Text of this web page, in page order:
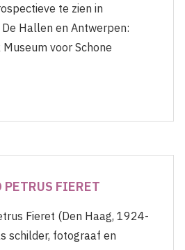
te zien in
Hallen en Antwerpen:
voor Schone
PETRUS FIERET
Fieret (Den Haag, 1924-
schilder, fotograaf en